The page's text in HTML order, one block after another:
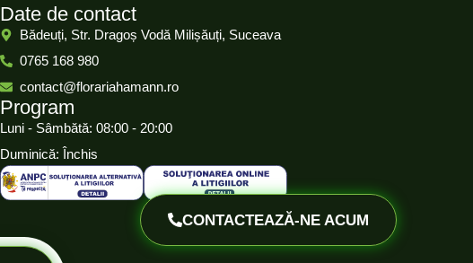
Date de contact
Bădeuți, Str. Dragoș Vodă Milișăuți, Suceava
0765 168 980
contact@florariahamann.ro
Program
Luni - Sâmbătă: 08:00 - 20:00
Duminică: Închis
CONTACTEAZĂ-NE ACUM